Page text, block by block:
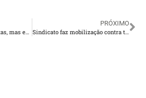
PRÓXIMO